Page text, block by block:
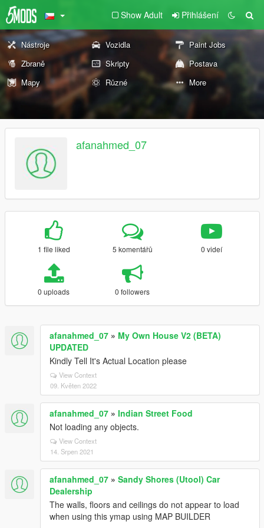
Show Adult Přihlášení
Nástroje Vozidla
Paint Jobs
Zbraně
Skripty
Postava
Mapy
Různé More
afanahmed_07
1 file liked 5 komentářů 0 videí
0 uploads 0 followers
afanahmed_07 » My Own House V2 (BETA)
UPDATED
Kindly Tell It's Actual Location please
View Context
09. Květen 2022
afanahmed_07 » Indian Street Food
Not loading any objects.
View Context
14. Srpen 2021
afanahmed_07 » Sandy Shores (Utool) Car
Dealership
The walls, floors and ceilings do not appear to load
when using this ymap using MAP BUILDER